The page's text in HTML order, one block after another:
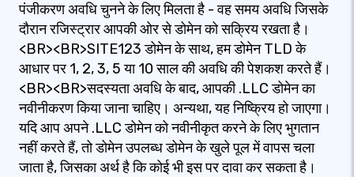
पंजीकरण अवधि चुनने के लिए मिलता है - वह समय अवधि जिसके
दौरान रजिस्ट्रार आपकी ओर से डोमेन को सक्रिय रखता है।
<BR><BR>SITE123 डोमेन के साथ, हम डोमेन TLD के
आधार पर 1, 2, 3, 5 या 10 साल की अवधि की पेशकश करते हैं।
<BR><BR>सदस्यता अवधि के बाद, आपकी .LLC डोमेन का
नवीनीकरण किया जाना चाहिए। अन्यथा, यह निष्क्रिय हो जाएगा।
यदि आप अपने .LLC डोमेन को नवीनीकृत करने के लिए भुगतान
नहीं करते हैं, तो डोमेन उपलब्ध डोमेन के खुले पूल में वापस चला
जाता है, जिसका अर्थ है कि कोई भी इस पर दावा कर सकता है।